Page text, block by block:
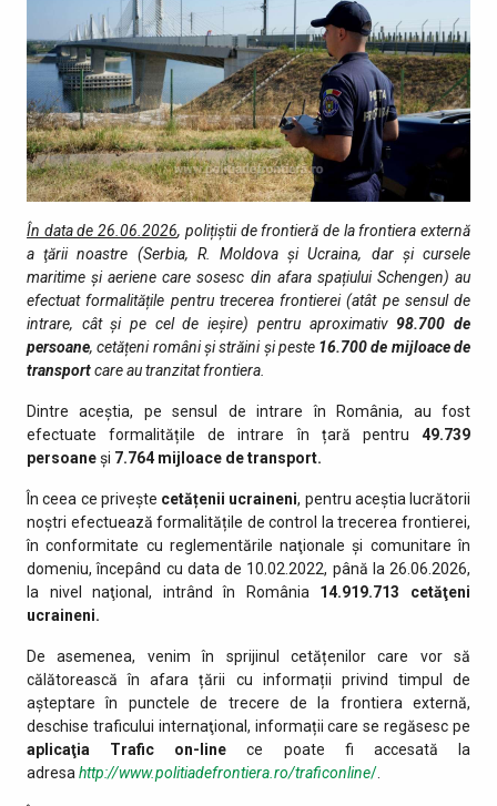
În data de 26.06.2026, polițiștii de frontieră de la frontiera externă
a ţării noastre (Serbia, R. Moldova și Ucraina, dar și cursele
maritime și aeriene care sosesc din afara spațiului Schengen) au
efectuat formalitățile pentru trecerea frontierei (atât pe sensul de
intrare, cât şi pe cel de ieşire) pentru aproximativ 98.700de
persoane, cetățeni români și străini şi peste 16.700de mijloace de
transportcare au tranzitat fro­ntiera.
Dintre aceștia, pe sensul de intrare în România, au fost
efectuate formalitățile de intrare în țară pentru 49.739
persoaneși 7.764 mijloace de transport.
În ceea ce privește cetățenii ucraineni, pentru aceștia lucrătorii
noștri efectuează formalitățile de control la trecerea frontierei,
în conformitate cu reglementările naţionale şi comunitare în
domeniu, începând cu data de 10.02.2022, până la 26.06.2026,
la nivel naţional, intrând în România 14.919.713 cetăţeni
ucraineni.
De asemenea, venim în sprijinul cetățenilor care vor să
călătorească în afara țării cu informații privind timpul de
așteptare în punctele de trecere de la frontiera externă,
deschise traficului internaţional, informații care se regăsesc pe
aplicaţia Trafic on-line ce poate fi accesată la
adresa http://www.politiadefrontiera.ro/traficonline/